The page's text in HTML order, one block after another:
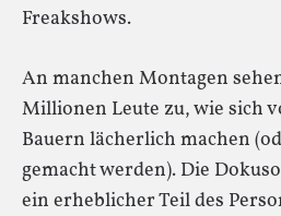
Freakshows.
An manchen Montagen
Millionen Leute zu, wie sich
Bauern lächerlich machen
gemacht werden). Die
ein erheblicher Teil des